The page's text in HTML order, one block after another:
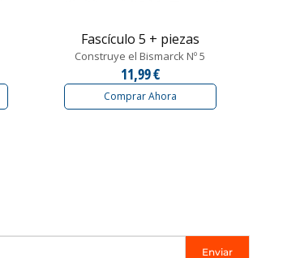
Fascículo 5 + piezas
Construye el Bismarck Nº 5
11,99 €
Comprar Ahora
Enviar